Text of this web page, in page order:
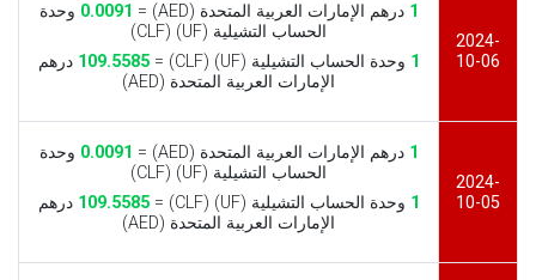
2024-
10-06
1 درهم الإمارات العربية المتحدة (AED) = 0.0091 وحدة
الحساب التشيلية (UF) (CLF)
1 وحدة الحساب التشيلية (UF) (CLF) = 109.5585 درهم
الإمارات العربية المتحدة (AED)
2024-
10-05
1 درهم الإمارات العربية المتحدة (AED) = 0.0091 وحدة
الحساب التشيلية (UF) (CLF)
1 وحدة الحساب التشيلية (UF) (CLF) = 109.5585 درهم
الإمارات العربية المتحدة (AED)